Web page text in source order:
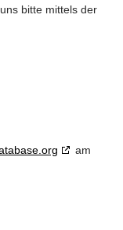
bitte mittels der
am